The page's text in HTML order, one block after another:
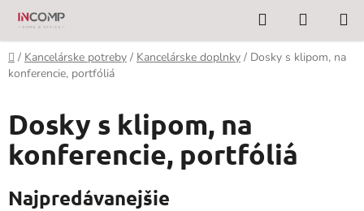
Prejsť
obsah
Hľadať
KOŠÍK
Domov
/ Kancelárske potreby / Kancelárske doplnky / Dosky s klipom, na
konferencie, portfóliá
Dosky s klipom, na
konferencie, portfóliá
Najpredávanejšie